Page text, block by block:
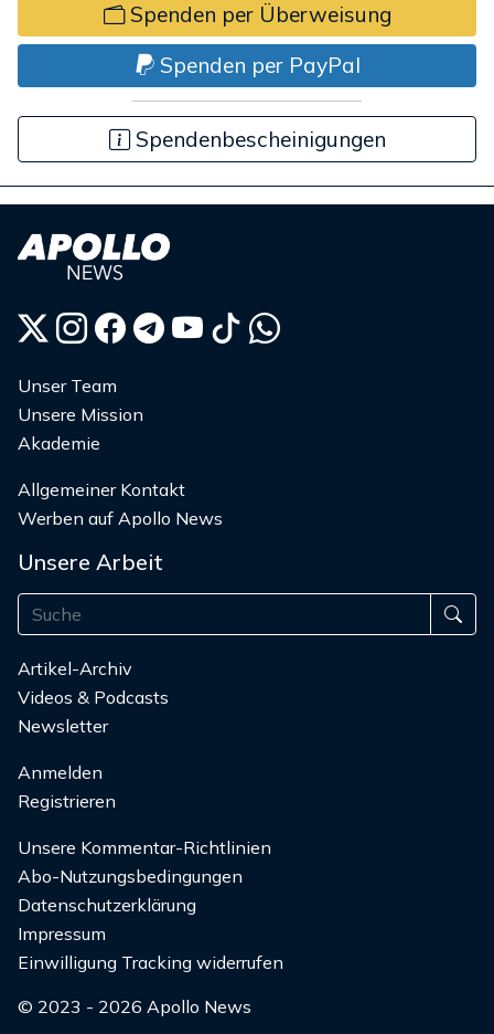
Spenden per Überweisung
Spenden per PayPal
Spendenbescheinigungen
Unser Team
Unsere Mission
Akademie
Allgemeiner Kontakt
Werben auf Apollo News
Unsere Arbeit
Artikel-Archiv
Videos & Podcasts
Newsletter
Anmelden
Registrieren
Unsere Kommentar-Richtlinien
Abo-Nutzungsbedingungen
Datenschutzerklärung
Impressum
Einwilligung Tracking widerrufen
© 2023 - 2026 Apollo News